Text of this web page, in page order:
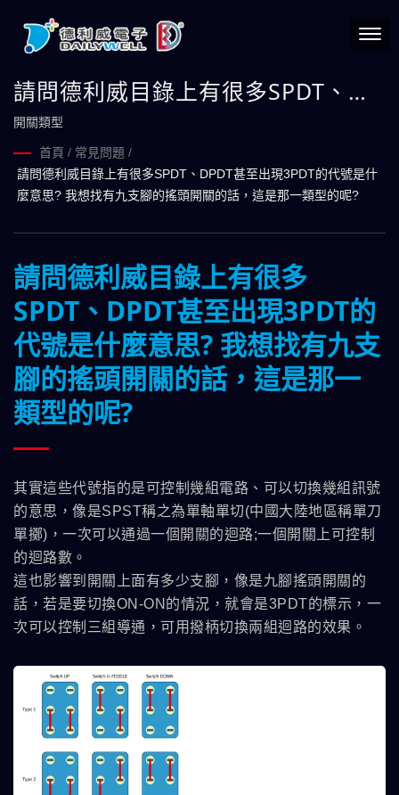
請問德利威目錄上有很多SPDT、
DPDT甚至出現3PDT的代號是什麼意
思? 我想找有九支腳的搖頭開關的
話，這是那一類型的呢?
開關類型
首頁 / 常見問題 /
請問德利威目錄上有很多SPDT、DPDT甚至出現3PDT的代號是什
麼意思? 我想找有九支腳的搖頭開關的話，這是那一類型的呢?
請問德利威目錄上有很多
SPDT、DPDT甚至出現3PDT的
代號是什麼意思? 我想找有九支
腳的搖頭開關的話，這是那一
類型的呢?
其實這些代號指的是可控制幾組電路、可以切換幾組訊號
的意思，像是SPST稱之為單軸單切(中國大陸地區稱單刀
單擲)，一次可以通過一個開關的迴路;一個開關上可控制
的迴路數。
這也影響到開關上面有多少支腳，像是九腳搖頭開關的
話，若是要切換ON-ON的情況，就會是3PDT的標示，一
次可以控制三組導通，可用撥柄切換兩組迴路的效果。